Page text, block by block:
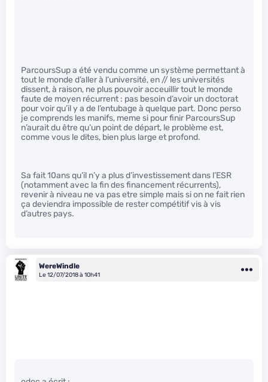
ParcoursSup a été vendu comme un système permettant à
tout le monde d’aller à l’université, en // les universités
dissent, à raison, ne plus pouvoir acceuillir tout le monde
faute de moyen récurrent : pas besoin d’avoir un doctorat
pour voir qu’il y a de l’entubage à quelque part. Donc perso
je comprends les manifs, meme si pour finir ParcoursSup
n’aurait du être qu’un point de départ, le problème est,
comme vous le dites, bien plus large et profond.
Sa fait 10ans qu’il n’y a plus d’investissement dans l’ESR
(notamment avec la fin des financement récurrents),
revenir à niveau ne va pas etre simple mais si on ne fait rien
ça deviendra impossible de rester compétitif vis à vis
d’autres pays.
WereWindle
Le 12/07/2018 à 10h41